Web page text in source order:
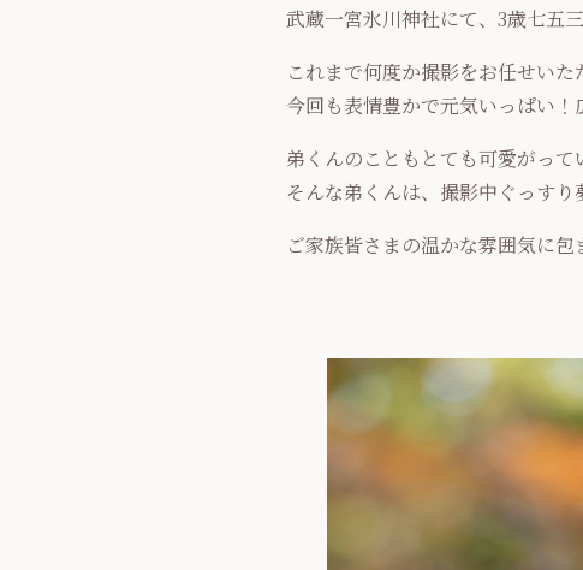
武蔵一宮氷川神社にて、3歳七五
これまで何度か撮影をお任せいた
今回も表情豊かで元気いっぱい
弟くんのこともとても可愛がって
そんな弟くんは、撮影中ぐっす
ご家族皆さまの温かな雰囲気に包